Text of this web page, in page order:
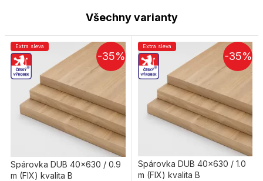
Všechny varianty
-35%
Extra sleva
Spárovka DUB 40×630 / 0.9
m (FIX) kvalita B
-35%
Extra sleva
Spárovka DUB 40×630 / 1.0
m (FIX) kvalita B